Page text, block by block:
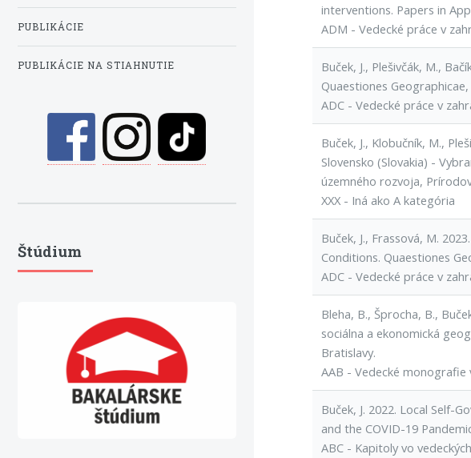
interventions. Papers in
ADM - Vedecké práce v
Buček, J., Plešivčák, M.,
Quaestiones
ADC - Vedecké práce v
Buček, J., Klobučník, M.,
Slovensko (Slovakia) -
územného rozvoja,
XXX - Iná ako A kategória
Buček, J., Frassová, M.
Conditions. Quaestiones
ADC - Vedecké práce v
Bleha, B., Šprocha, B.,
sociálna a ekonomická
Bratislavy.
AAB - Vedecké
Buček, J. 2022. Local Self-
and the COVID-19
ABC - Kapitoly vo
PUBLIKÁCIE
PUBLIKÁCIE NA STIAHNUTIE
Štúdium